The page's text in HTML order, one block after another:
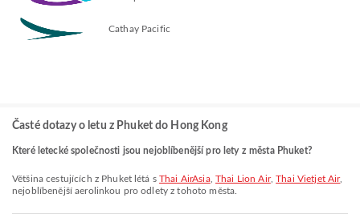
Cathay Pacific
Časté dotazy o letu z Phuket do Hong Kong
Které letecké společnosti jsou nejoblíbenější pro lety z města Phuket?
Většina cestujících z Phuket létá sThai AirAsia,Thai Lion Air,Thai Vietjet Air,
nejoblíbenější aerolinkou pro odlety z tohoto města.